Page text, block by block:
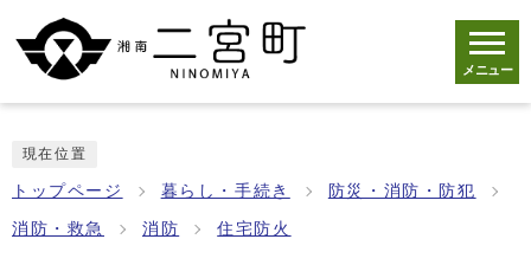
メニュー
現在位置
トップページ 暮らし・手続き 防災・消防・防犯
消防・救急 消防 住宅防火